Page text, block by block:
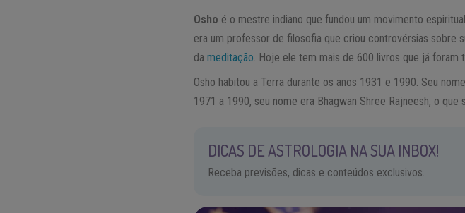
Osho é o mestre indiano que fundou um movimento
era um professor de filosofia que criou controvérsias sobre
dameditação. Hoje ele tem mais de 600 livros que já foram
Osho habitou a Terra durante os anos 1931 e 1990. Seu
1971 a 1990, seu nome era Bhagwan Shree Rajneesh, o que
DICAS DE ASTROLOGIA NA SUA INBOX!
Receba previsões, dicas e conteúdos exclusivos.